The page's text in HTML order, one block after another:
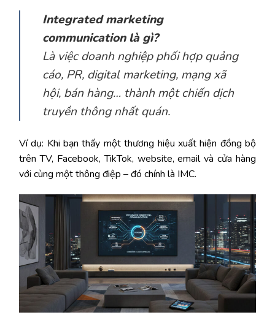
Integrated marketing
communication là gì?
Là việc doanh nghiệp phối hợp quảng
cáo, PR, digital marketing, mạng xã
hội, bán hàng… thành một chiến dịch
truyền thông nhất quán.
Ví dụ: Khi bạn thấy một thương hiệu xuất hiện đồng bộ
trên TV, Facebook, TikTok, website, email và cửa hàng
với cùng một thông điệp – đó chính là IMC.